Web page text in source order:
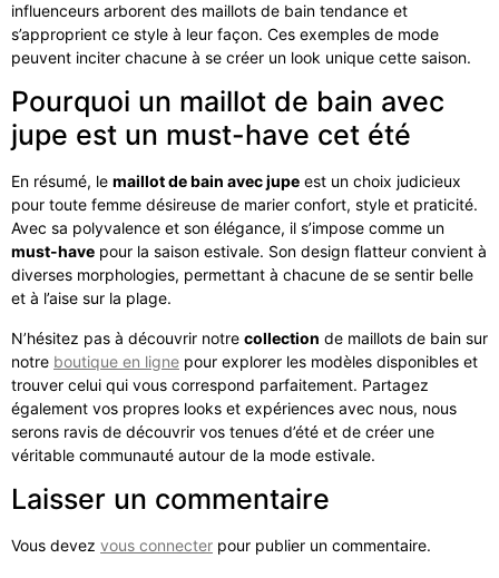
influenceurs arborent des maillots de bain tendance et
s’approprient ce style à leur façon. Ces exemples de mode
peuvent inciter chacune à se créer un look unique cette saison.
Pourquoi un maillot de bain avec
jupe est un must-have cet été
En résumé, le maillot de bain avec jupe est un choix judicieux
pour toute femme désireuse de marier confort, style et praticité.
Avec sa polyvalence et son élégance, il s’impose comme un
must-have pour la saison estivale. Son design flatteur convient à
diverses morphologies, permettant à chacune de se sentir belle
et à l’aise sur la plage.
N’hésitez pas à découvrir notre collection de maillots de bain sur
notre boutique en ligne pour explorer les modèles disponibles et
trouver celui qui vous correspond parfaitement. Partagez
également vos propres looks et expériences avec nous, nous
serons ravis de découvrir vos tenues d’été et de créer une
véritable communauté autour de la mode estivale.
Laisser un commentaire
Vous devez vous connecter pour publier un commentaire.